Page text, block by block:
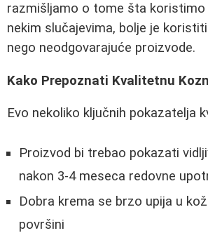
razmišljamo o tome šta koristimo
nekim slučajevima, bolje je
nego neodgovarajuće proizvode.
Kako Prepoznati Kvalitetnu
Evo nekoliko ključnih pokazatelja
Proizvod bi trebao pokazati
nakon 3-4 meseca redovne
Dobra krema se brzo upija u
površini